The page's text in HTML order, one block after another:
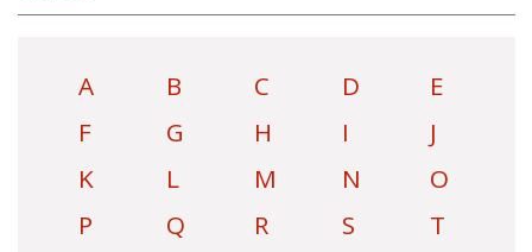
A B C D
E
F
G H I
J
K
L M N
O
P
Q R S
T